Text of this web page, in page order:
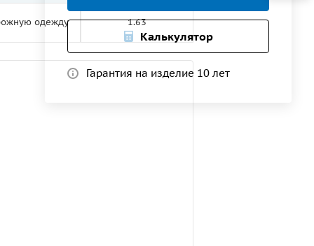
Калькулятор
Гарантия на изделие 10 лет
одежду 1.63